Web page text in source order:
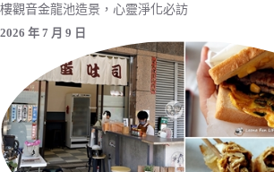
樓觀音金龍池造景，心靈淨化必訪
2026 年 7 月 9 日